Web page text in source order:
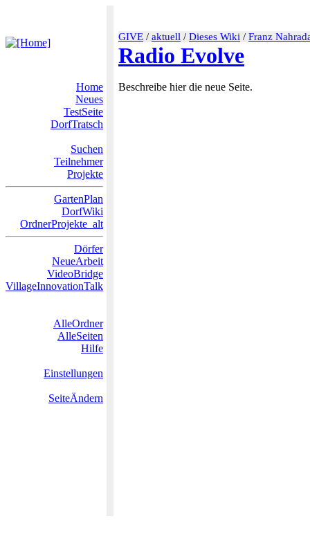
GIVE / aktuell / Dieses Wiki / Franz
Radio Evolve
Home
Neues
TestSeite
DorfTratsch
Suchen
Teilnehmer
Projekte
GartenPlan
DorfWiki
OrdnerProjekte_alt
Dörfer
NeueArbeit
VideoBridge
VillageInnovationTalk
AlleOrdner
AlleSeiten
Hilfe
Einstellungen
SeiteÄndern
Beschreibe hier die neue Seite.